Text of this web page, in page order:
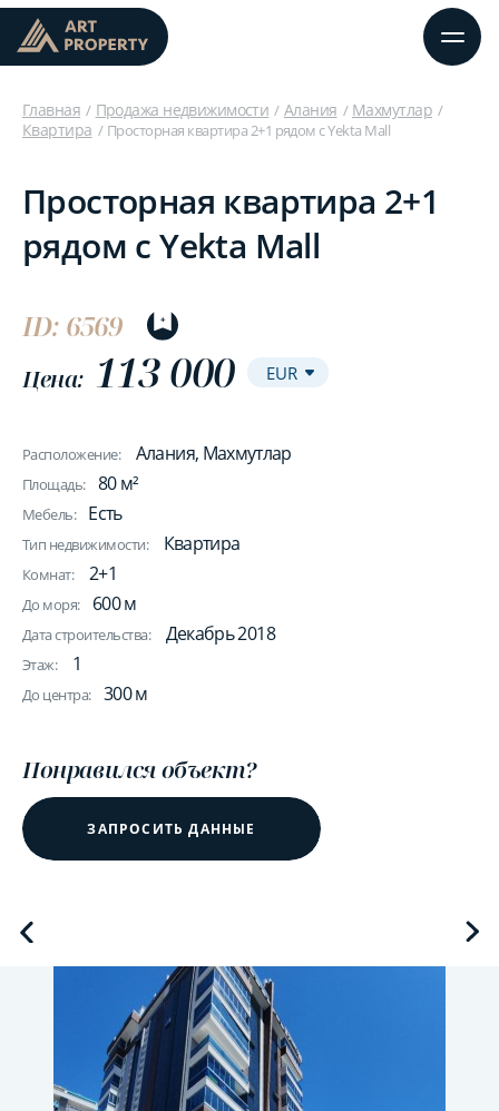
Главная Продажа недвижимости Алания
Махмутлар
Квартира
Просторная квартира 2+1 рядом с Yekta Mall
Просторная квартира 2+1
рядом с Yekta Mall
ID: 6569
Цена: 113 000
Расположение: Алания, Махмутлар
Площадь: 80 м²
Мебель: Есть
Тип недвижимости: Квартира
Комнат: 2+1
До моря: 600 м
Дата строительства: Декабрь 2018
Этаж: 1
До центра: 300 м
Понравился объект?
ЗАПРОСИТЬ ДАННЫЕ